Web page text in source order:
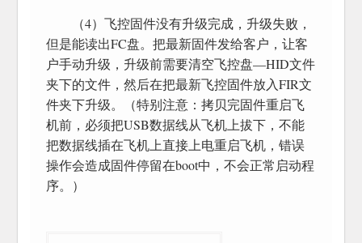
（4）飞控固件没有升级完成，升级失败，
但是能读出FC盘。把最新固件发给客户，让客
户手动升级，升级前需要清空飞控盘—HID文件
夹下的文件，然后在把最新飞控固件放入FIR文
件夹下升级。（特别注意：拷贝完固件重启飞
机前，必须把USB数据线从飞机上拔下，不能
把数据线插在飞机上直接上电重启飞机，错误
操作会造成固件停留在boot中，不会正常启动程
序。）